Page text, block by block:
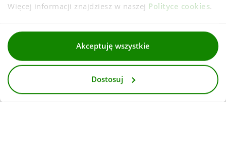
Więcej informacji znajdziesz w naszej Polityce cookies.
Akceptuję wszystkie
Dostosuj
Regulaminy
Dla mediów